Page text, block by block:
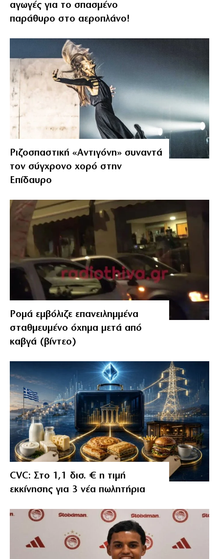
αγωγές για το σπασμένο
παράθυρο στο αεροπλάνο!
Ριζοσπαστική «Αντιγόνη» συναντά
τον σύγχρονο χορό στην
Επίδαυρο
Ρομά εμβόλιζε επανειλημμένα
σταθμευμένο όχημα μετά από
καβγά (βίντεο)
CVC: Στο 1,1 δισ. € η τιμή
εκκίνησης για 3 νέα πωλητήρια